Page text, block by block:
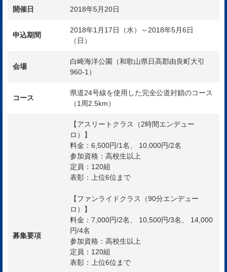
開催日 2018年5月20日
申込期間
2018年1月17日（水）～2018年5月6日
（日）
会場
白崎海洋公園（和歌山県日高郡由良町大引
960-1）
コース
県道24号線を使用した完全公道封鎖のコース
（1周2.5km）
募集要項
【アスリートクラス（2時間エンデュー
ロ）】
料金：6,500円/1名、 10,000円/2名
参加資格：高校生以上
定員：120組
表彰：上位6位まで
【ファンライドクラス（90分エンデュー
ロ）】
料金：7,000円/2名、 10,500円/3名、 14,000
円/4名
参加資格：高校生以上
定員：120組
表彰：上位6位まで